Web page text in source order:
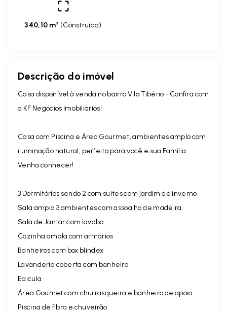
340,10 m² (Construída)
Descrição do imóvel
Casa disponível à venda no bairro Vila Tibério - Confira com
a KF Negócios Imobiliários!
Casa com Piscina e Área Gourmet, ambientes amplo com
iluminação natural, perfeita para você e sua Família.
Venha conhecer!
3 Dormitórios sendo 2 com suítes com jardim de inverno
Sala ampla 3 ambientes com assoalho de madeira
Sala de Jantar com lavabo
Cozinha ampla com armários
Banheiros com box blindex
Lavanderia coberta com banheiro
Edicula
Área Goumet com churrasqueira e banheiro de apoio
Piscina de fibra e chuveirão